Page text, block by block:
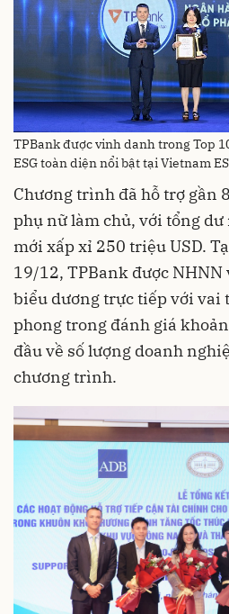
TPBank được vinh danh trong Top
ESG toàn diện nổi bật tại Vietnam
Chương trình đã hỗ trợ gần
phụ nữ làm chủ, với tổng dư
mới xấp xỉ 250 triệu USD.
19/12, TPBank được NHNN
biểu dương trực tiếp với vai
phong trong đánh giá
đầu về số lượng doanh
chương trình.